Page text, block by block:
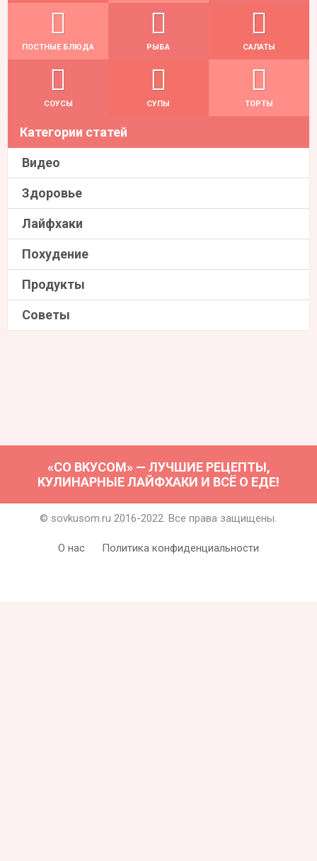
ПОСТНЫЕ БЛЮДА РЫБА САЛАТЫ
СОУСЫ СУПЫ ТОРТЫ
Категории статей
Видео
Здоровье
Лайфхаки
Похудение
Продукты
Советы
«СО ВКУСОМ» — ЛУЧШИЕ РЕЦЕПТЫ,
КУЛИНАРНЫЕ ЛАЙФХАКИ И ВСЁ О ЕДЕ!
© sovkusom.ru 2016-2022. Все права защищены.
О нас Политика конфиденциальности